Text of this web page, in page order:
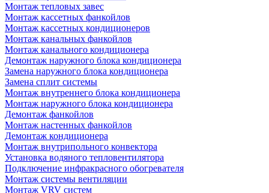
Монтаж тепловых завес
Монтаж кассетных фанкойлов
Монтаж кассетных кондиционеров
Монтаж канальных фанкойлов
Монтаж канального кондиционера
Демонтаж наружного блока кондиционера
Замена наружного блока кондиционера
Замена сплит системы
Монтаж внутреннего блока кондиционера
Монтаж наружного блока кондиционера
Демонтаж фанкойлов
Монтаж настенных фанкойлов
Демонтаж кондиционера
Монтаж внутрипольного конвектора
Установка водяного тепловентилятора
Подключение инфракрасного обогревателя
Монтаж системы вентиляции
Монтаж VRV систем